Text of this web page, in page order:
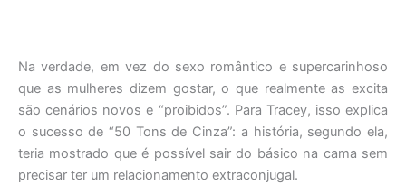
Na verdade, em vez do sexo romântico e supercarinhoso
que as mulheres dizem gostar, o que realmente as excita
são cenários novos e “proibidos”. Para Tracey, isso explica
o sucesso de “50 Tons de Cinza”: a história, segundo ela,
teria mostrado que é possível sair do básico na cama sem
precisar ter um relacionamento extraconjugal.